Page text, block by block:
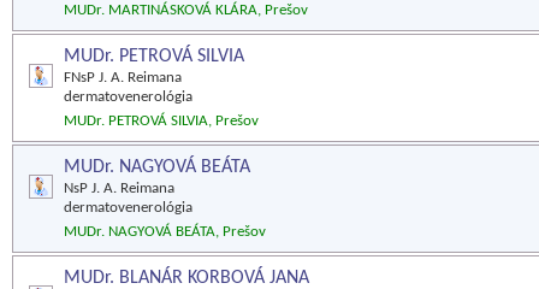
MUDr. MARTINÁSKOVÁ KLÁRA, Prešov
MUDr. PETROVÁ SILVIA
FNsP J. A. Reimana
dermatovenerológia
MUDr. PETROVÁ SILVIA, Prešov
MUDr. NAGYOVÁ BEÁTA
NsP J. A. Reimana
dermatovenerológia
MUDr. NAGYOVÁ BEÁTA, Prešov
MUDr. BLANÁR KORBOVÁ JANA